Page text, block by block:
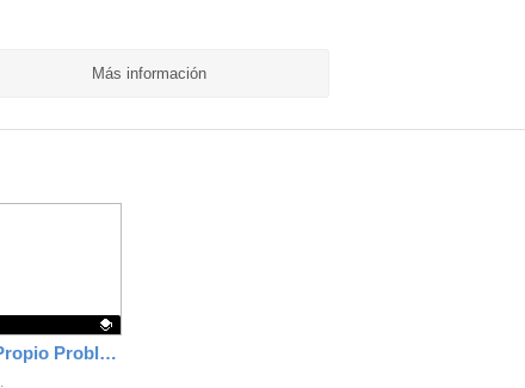
Más información
Rúbrica Crea tu Propio Problema